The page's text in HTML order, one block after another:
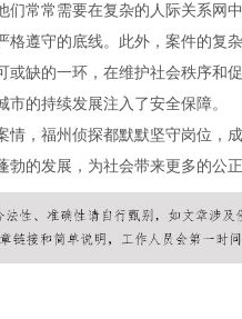
们常常需要在复杂的人际关系网
格遵守的底线。此外，案件的复
或缺的一环，在维护社会秩序和
的持续发展注入了安全保障。
情，福州侦探都默默坚守岗位，
勃的发展，为社会带来更多的公